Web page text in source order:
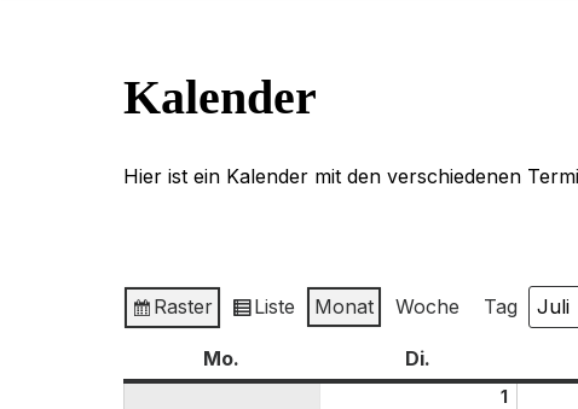
Kalender
Hier ist ein Kalender mit den verschiedenen
Anzeigen
Raster
Ansicht
als
Liste Monat Woche Tag
Monat
Jahr
Mo. Di.
1